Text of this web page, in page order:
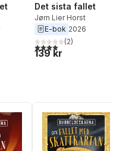
Totalt antal röster:
Det sista fallet
Jørn Lier Horst
E-bok 2026
4,0utav 5 stjärnor.
(2)
139 kr